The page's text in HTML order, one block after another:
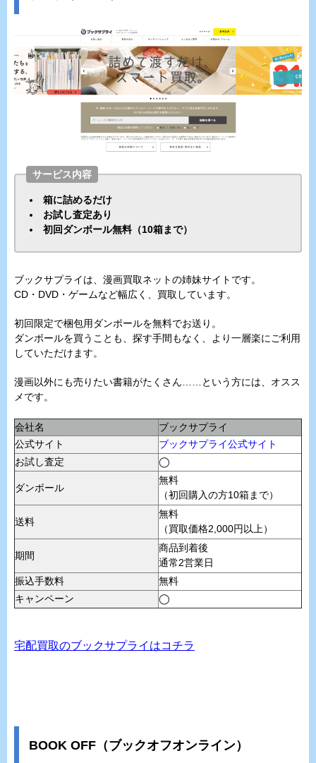
サービス内容
箱に詰めるだけ
お試し査定あり
初回ダンボール無料（10箱まで）
ブックサプライは、漫画買取ネットの姉妹サイトです。
CD・DVD・ゲームなど幅広く、買取しています。
初回限定で梱包用ダンボールを無料でお送り。
ダンボールを買うことも、探す手間もなく、より一層楽にご利用
していただけます。
漫画以外にも売りたい書籍がたくさん……という方には、オスス
メです。
会社名
ブックサプライ
公式サイト
ブックサプライ公式サイト
お試し査定
◯
ダンボール
無料
（初回購入の方10箱まで）
送料
無料
（買取価格2,000円以上）
期間
商品到着後
通常2営業日
振込手数料
無料
キャンペーン
◯
宅配買取のブックサプライはコチラ
BOOK OFF（ブックオフオンライン）